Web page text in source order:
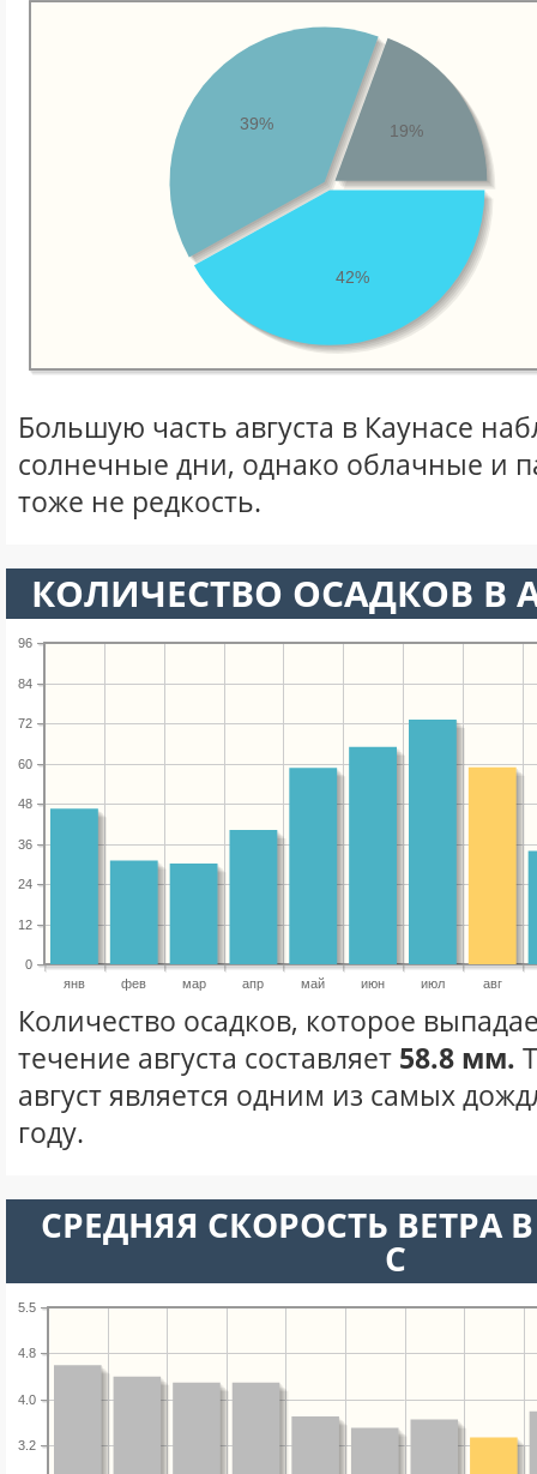
42%
39% 19%
Большую часть августа в Каунасе
солнечные дни, однако облачные и
тоже не редкость.
КОЛИЧЕСТВО ОСАДКОВ В
янв фев мар апр май июн июл авг
0
12
24
36
48
60
72
84
96
Количество осадков, которое
течение августа составляет 58.8 мм.
август является одним из самых
году.
СРЕДНЯЯ СКОРОСТЬ ВЕТРА
С
3.2
4.0
4.8
5.5